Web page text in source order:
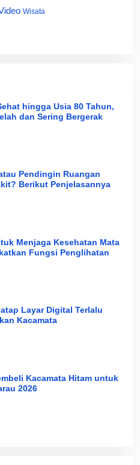
Wisata
hingga Usia 80 Tahun,
dan Sering Bergerak
Pendingin Ruangan
Berikut Penjelasannya
Menjaga Kesehatan Mata
Fungsi Penglihatan
Layar Digital Terlalu
Kacamata
Kacamata Hitam untuk
2026